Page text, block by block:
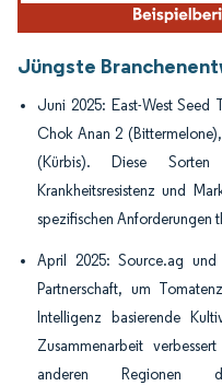
Jüngste
Juni 2025: East-West Seed
Chok Anan 2
(Kürbis). Diese
Krankheitsresistenz und
spezifischen Anforderungen
April 2025: Source.ag und
Partnerschaft, um
Intelligenz basierende
Zusammenarbeit
anderen Regionen